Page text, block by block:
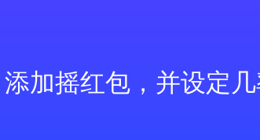
添加摇红包，并设定